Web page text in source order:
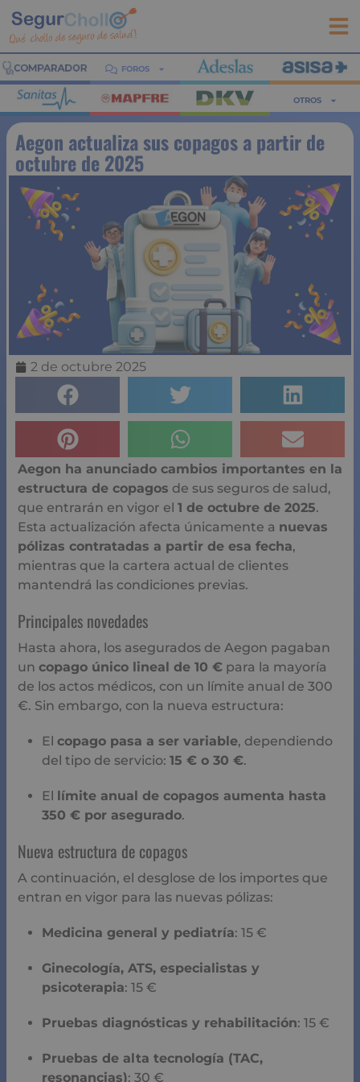
FOROS
OTROS
Aegon actualiza sus copagos a partir de
octubre de 2025
2 de octubre 2025
Aegon ha anunciado cambios importantes en la
estructura de copagos de sus seguros de salud,
que entrarán en vigor el 1 de octubre de 2025.
Esta actualización afecta únicamente a nuevas
pólizas contratadas a partir de esa fecha,
mientras que la cartera actual de clientes
mantendrá las condiciones previas.
Principales novedades
Hasta ahora, los asegurados de Aegon pagaban
un copago único lineal de 10 € para la mayoría
de los actos médicos, con un límite anual de 300
€. Sin embargo, con la nueva estructura:
El copago pasa a ser variable, dependiendo
del tipo de servicio: 15 € o 30 €.
El
límite anual de copagos aumenta hasta
350 € por asegurado.
Nueva estructura de copagos
A continuación, el desglose de los importes que
entran en vigor para las nuevas pólizas:
Medicina general y pediatría: 15 €
Ginecología, ATS, especialistas y
psicoterapia: 15 €
Pruebas diagnósticas y rehabilitación: 15 €
Pruebas de alta tecnología (TAC,
resonancias): 30 €